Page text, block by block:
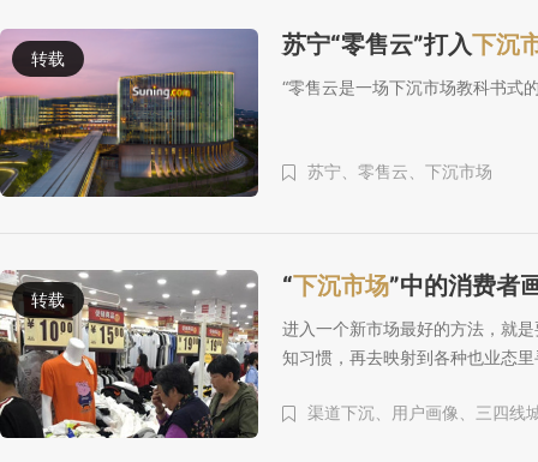
转载 苏宁“零售云”打入下沉
“零售云是一场下沉市场教科书式
苏宁、 零售云、 下沉市场
转载 “下沉市场”中的消费者
进入一个新市场最好的方法，就
知习惯，再去映射到各种也业态
渠道下沉、 用户画像、 三四线